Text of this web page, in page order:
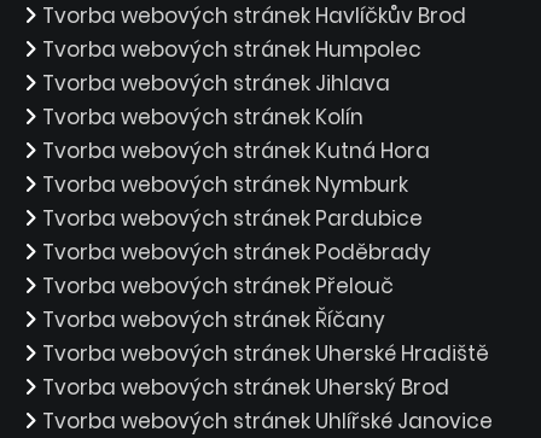
Tvorba webových stránek Havlíčkův Brod
Tvorba webových stránek Humpolec
Tvorba webových stránek Jihlava
Tvorba webových stránek Kolín
Tvorba webových stránek Kutná Hora
Tvorba webových stránek Nymburk
Tvorba webových stránek Pardubice
Tvorba webových stránek Poděbrady
Tvorba webových stránek Přelouč
Tvorba webových stránek Říčany
Tvorba webových stránek Uherské Hradiště
Tvorba webových stránek Uherský Brod
Tvorba webových stránek Uhlířské Janovice